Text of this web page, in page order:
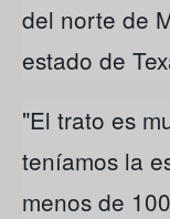
del norte de
estado de
"El trato es
teníamos la
menos de